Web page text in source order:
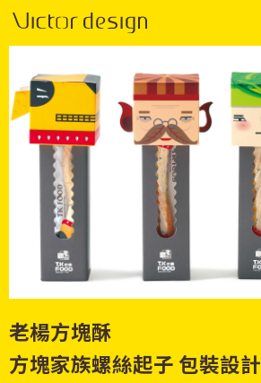
老楊方塊酥
方塊家族螺絲起子 包裝設計